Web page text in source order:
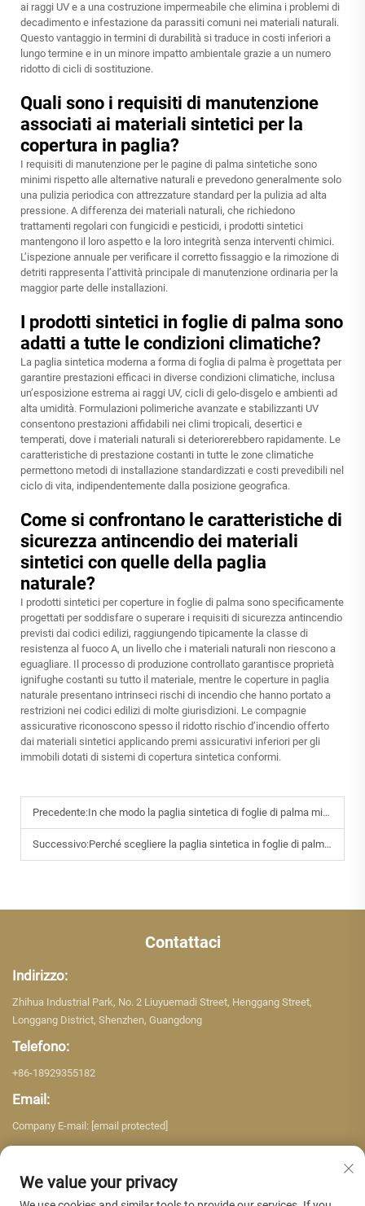
ai raggi UV e a una costruzione impermeabile che elimina i problemi di
decadimento e infestazione da parassiti comuni nei materiali naturali.
Questo vantaggio in termini di durabilità si traduce in costi inferiori a
lungo termine e in un minore impatto ambientale grazie a un numero
ridotto di cicli di sostituzione.
Quali sono i requisiti di manutenzione
associati ai materiali sintetici per la
copertura in paglia?
I requisiti di manutenzione per le pagine di palma sintetiche sono
minimi rispetto alle alternative naturali e prevedono generalmente solo
una pulizia periodica con attrezzature standard per la pulizia ad alta
pressione. A differenza dei materiali naturali, che richiedono
trattamenti regolari con fungicidi e pesticidi, i prodotti sintetici
mantengono il loro aspetto e la loro integrità senza interventi chimici.
L’ispezione annuale per verificare il corretto fissaggio e la rimozione di
detriti rappresenta l’attività principale di manutenzione ordinaria per la
maggior parte delle installazioni.
I prodotti sintetici in foglie di palma sono
adatti a tutte le condizioni climatiche?
La paglia sintetica moderna a forma di foglia di palma è progettata per
garantire prestazioni efficaci in diverse condizioni climatiche, inclusa
un’esposizione estrema ai raggi UV, cicli di gelo-disgelo e ambienti ad
alta umidità. Formulazioni polimeriche avanzate e stabilizzanti UV
consentono prestazioni affidabili nei climi tropicali, desertici e
temperati, dove i materiali naturali si deteriorerebbero rapidamente. Le
caratteristiche di prestazione costanti in tutte le zone climatiche
permettono metodi di installazione standardizzati e costi prevedibili nel
ciclo di vita, indipendentemente dalla posizione geografica.
Come si confrontano le caratteristiche di
sicurezza antincendio dei materiali
sintetici con quelle della paglia
naturale?
I prodotti sintetici per coperture in foglie di palma sono specificamente
progettati per soddisfare o superare i requisiti di sicurezza antincendio
previsti dai codici edilizi, raggiungendo tipicamente la classe di
resistenza al fuoco A, un livello che i materiali naturali non riescono a
eguagliare. Il processo di produzione controllato garantisce proprietà
ignifughe costanti su tutto il materiale, mentre le coperture in paglia
naturale presentano intrinseci rischi di incendio che hanno portato a
restrizioni nei codici edilizi di molte giurisdizioni. Le compagnie
assicurative riconoscono spesso il ridotto rischio d’incendio offerto
dai materiali sintetici applicando premi assicurativi inferiori per gli
immobili dotati di sistemi di copertura sintetica conformi.
Precedente:In che modo la paglia sintetica di foglie di palma migliora i progetti di resort tropicali
Successivo:Perché scegliere la paglia sintetica in foglie di palma invece dei materiali naturali
Contattaci
Indirizzo:
Zhihua Industrial Park, No. 2 Liuyuemadi Street, Henggang Street,
Longgang District, Shenzhen, Guangdong
Telefono:
+86-18929355182
Email:
Company E-mail: [email protected]
We value your privacy